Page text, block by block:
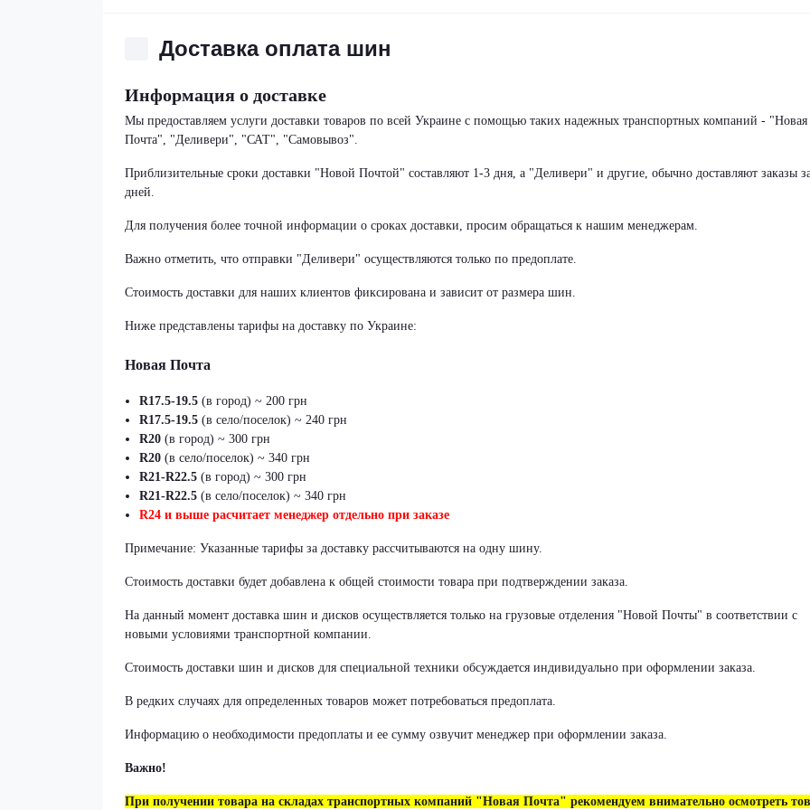
Доставка оплата шин
Информация о доставке
Мы предоставляем услуги доставки товаров по всей Украине с помощью таких надежных транспортных компаний - "Новая
Почта", "Деливери", "САТ", "Самовывоз".
Приблизительные сроки доставки "Новой Почтой" составляют 1-3 дня, а "Деливери" и другие, обычно доставляют заказы
дней.
Для получения более точной информации о сроках доставки, просим обращаться к нашим менеджерам.
Важно отметить, что отправки "Деливери" осуществляются только по предоплате.
Стоимость доставки для наших клиентов фиксирована и зависит от размера шин.
Ниже представлены тарифы на доставку по Украине:
Новая Почта
R17.5-19.5 (в город) ~ 200 грн
R17.5-19.5 (в село/поселок) ~ 240 грн
R20 (в город) ~ 300 грн
R20 (в село/поселок) ~ 340 грн
R21-R22.5 (в город) ~ 300 грн
R21-R22.5 (в село/поселок) ~ 340 грн
R24 и выше расчитает менеджер отдельно при заказе
Примечание: Указанные тарифы за доставку рассчитываются на одну шину.
Стоимость доставки будет добавлена к общей стоимости товара при подтверждении заказа.
На данный момент доставка шин и дисков осуществляется только на грузовые отделения "Новой Почты" в соответствии с
новыми условиями транспортной компании.
Стоимость доставки шин и дисков для специальной техники обсуждается индивидуально при оформлении заказа.
В редких случаях для определенных товаров может потребоваться предоплата.
Информацию о необходимости предоплаты и ее сумму озвучит менеджер при оформлении заказа.
Важно!
При получении товара на складах транспортных компаний "Новая Почта" рекомендуем внимательно осмотреть